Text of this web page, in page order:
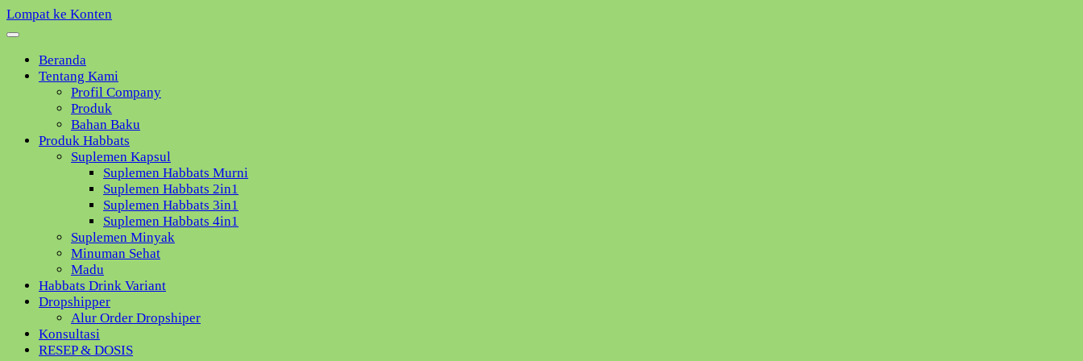
Lompat ke Konten
Beranda
Tentang Kami
Profil Company
Produk
Bahan Baku
Produk Habbats
Suplemen Kapsul
Suplemen Habbats Murni
Suplemen Habbats 2in1
Suplemen Habbats 3in1
Suplemen Habbats 4in1
Suplemen Minyak
Minuman Sehat
Madu
Habbats Drink Variant
Dropshipper
Alur Order Dropshiper
Konsultasi
RESEP & DOSIS